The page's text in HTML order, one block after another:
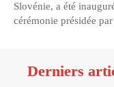
Slovénie, a été
cérémonie présidée
Derniers